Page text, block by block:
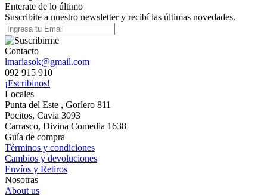
Enterate de lo último
Suscribite a nuestro newsletter y recibí las últimas novedades.
Contacto
lmariasok@gmail.com
092 915 910
¡Escribinos!
Locales
Punta del Este , Gorlero 811
Pocitos, Cavia 3093
Carrasco, Divina Comedia 1638
Guía de compra
Términos y condiciones
Cambios y devoluciones
Envíos y Retiros
Nosotras
About us